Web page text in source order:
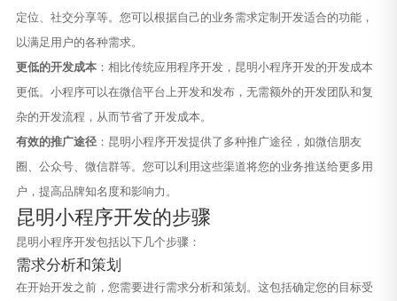
定位、社交分享等。您可以根据自己的业务需求定制开发适合的功能，
以满足用户的各种需求。
更低的开发成本：相比传统应用程序开发，昆明小程序开发的开发成本
更低。小程序可以在微信平台上开发和发布，无需额外的开发团队和复
杂的开发流程，从而节省了开发成本。
有效的推广途径：昆明小程序开发提供了多种推广途径，如微信朋友
圈、公众号、微信群等。您可以利用这些渠道将您的业务推送给更多用
户，提高品牌知名度和影响力。
昆明小程序开发的步骤
昆明小程序开发包括以下几个步骤：
需求分析和策划
在开始开发之前，您需要进行需求分析和策划。这包括确定您的目标受